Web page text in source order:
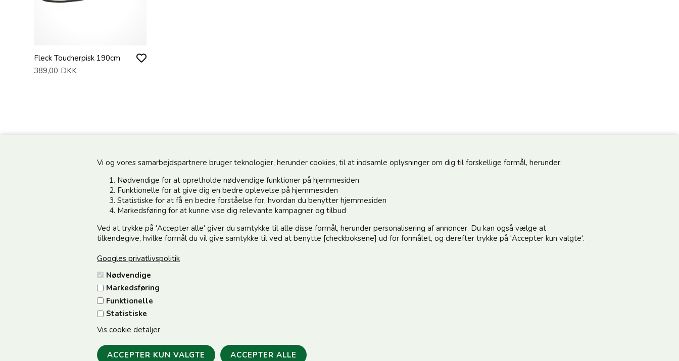
Vi og vores samarbejdspartnere bruger teknologier, herunder cookies, til at indsamle oplysninger om dig til forskellige formål, herunder:
Nødvendige for at opretholde nødvendige funktioner på hjemmesiden
Funktionelle for at give dig en bedre oplevelse på hjemmesiden
Statistiske for at få en bedre forståelse for, hvordan du benytter hjemmesiden
Markedsføring for at kunne vise dig relevante kampagner og tilbud
Ved at trykke på 'Accepter alle' giver du samtykke til alle disse formål, herunder personalisering af annoncer. Du kan også vælge at
tilkendegive, hvilke formål du vil give samtykke til ved at benytte [checkboksene] ud for formålet, og derefter trykke på 'Accepter kun valgte'.
Googles privatlivspolitik
Nødvendige
Markedsføring
Funktionelle
Statistiske
Vis cookie detaljer
Fleck Toucherpisk 190cm
389,00 DKK
Din side - Log ind her
Handelsbetingelser
Fortrydelse/Reklamation
Samarbejdspartnere
Kundeservice
Vedsted Mølle A/S
6500 Vojens
CVR 49879415 Mail
Tlf. +45 74 54 51 06
Tilmeld dig vores nyhedsbrev og modtag gode tilbud